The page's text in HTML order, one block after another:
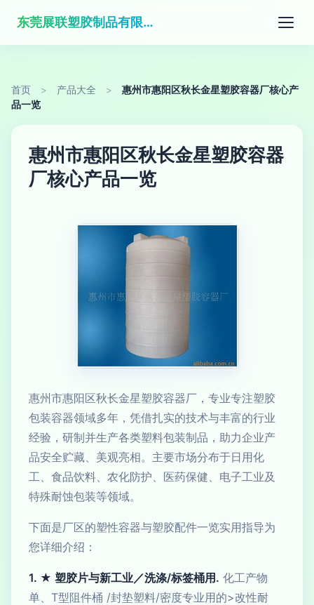
东莞展联塑胶制品有限公司
首页 > 产品大全 >
惠州市惠阳区秋长金星塑胶容器厂核心产
品一览
惠州市惠阳区秋长金星塑胶容器
厂核心产品一览
惠州市惠阳区秋长金星塑胶容器厂，专业专注塑胶
包装容器领域多年，凭借扎实的技术与丰富的行业
经验，研制并生产各类塑料包装制品，助力企业产
品安全贮藏、美观亮相。主要市场分布于日用化
工、食品饮料、农化防护、医药保健、电子工业及
特殊耐蚀包装等领域。
下面是厂区的塑性容器与塑胶配件一览实用指导为
您详细介绍：
1. ★ 塑胶片与新工业／洗涤/标签桶用. 化工产物
单、T型阻件桶 /封垫塑料/密度专业用的>改性耐